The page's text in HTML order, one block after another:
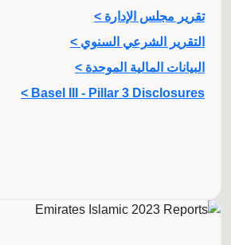
تقرير مجلس الإدارة >
التقرير الشرعي السنوي >
البيانات المالية الموحدة >
Basel III - Pillar 3 Disclosures >